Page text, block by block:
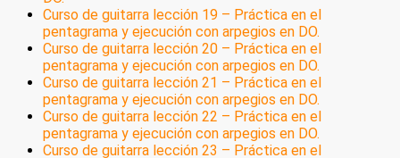
Curso de guitarra lección 19 – Práctica en el
pentagrama y ejecución con arpegios en DO.
Curso de guitarra lección 20 – Práctica en el
pentagrama y ejecución con arpegios en DO.
Curso de guitarra lección 21 – Práctica en el
pentagrama y ejecución con arpegios en DO.
Curso de guitarra lección 22 – Práctica en el
pentagrama y ejecución con arpegios en DO.
Curso de guitarra lección 23 – Práctica en el